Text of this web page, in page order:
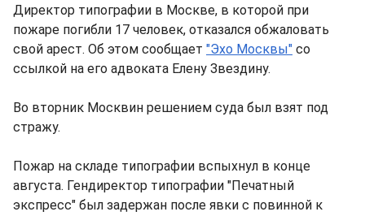
Директор типографии в Москве, в которой при
пожаре погибли 17 человек, отказался обжаловать
свой арест. Об этом сообщает "Эхо Москвы" со
ссылкой на его адвоката Елену Звездину.
Во вторник Москвин решением суда был взят под
стражу.
Пожар на складе типографии вспыхнул в конце
августа. Гендиректор типографии "Печатный
экспресс" был задержан после явки с повинной к